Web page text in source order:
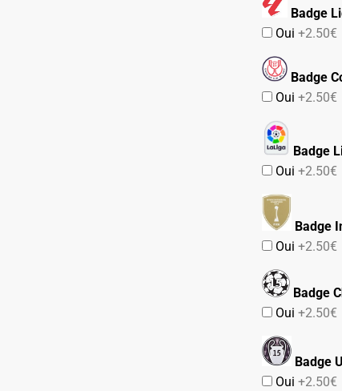
Badge
Oui+2.50€
Badge
Oui+2.50€
Badge
Oui+2.50€
Badge
Oui+2.50€
Badge
Oui+2.50€
Badge
Oui+2.50€